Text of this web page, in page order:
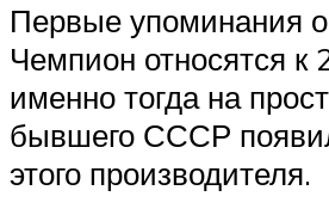
Первые упоминания
Чемпион относятся к
именно тогда на
бывшего СССР
этого производителя.